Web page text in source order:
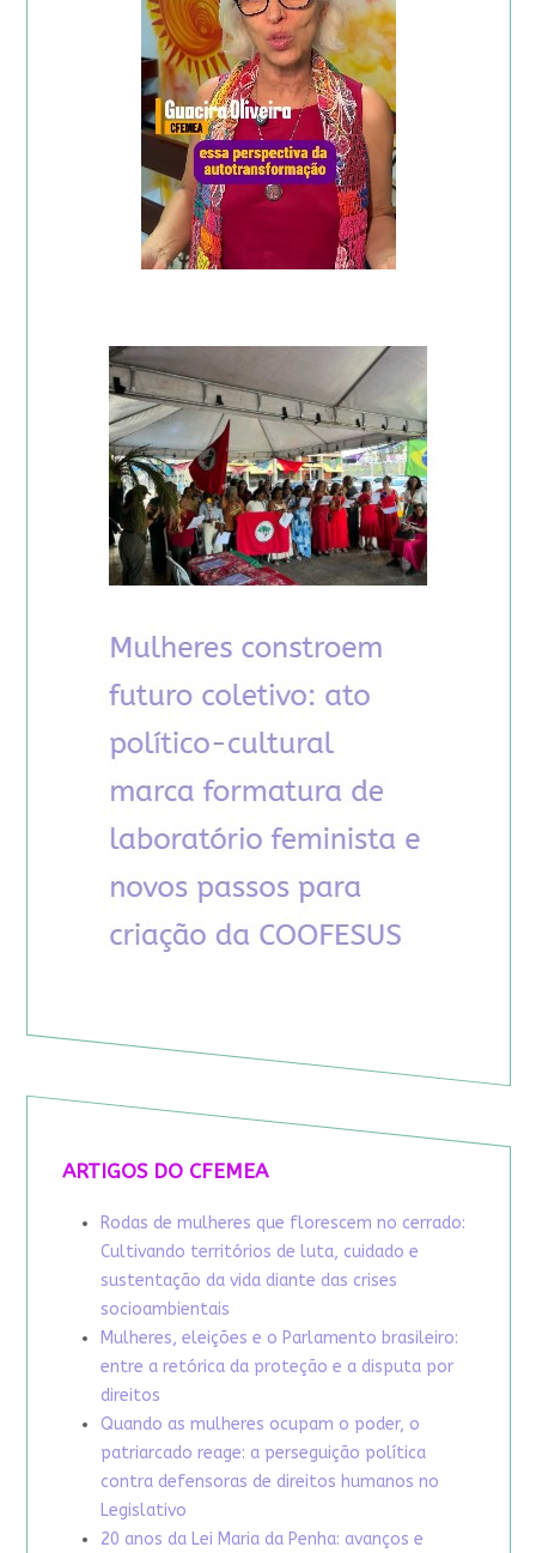
ARTIGOS DO CFEMEA
Rodas de mulheres que florescem no cerrado:
Cultivando territórios de luta, cuidado e
sustentação da vida diante das crises
socioambientais
Mulheres, eleições e o Parlamento brasileiro:
entre a retórica da proteção e a disputa por
direitos
Quando as mulheres ocupam o poder, o
patriarcado reage: a perseguição política
contra defensoras de direitos humanos no
Legislativo
20 anos da Lei Maria da Penha: avanços e